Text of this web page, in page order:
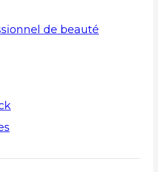
de beauté